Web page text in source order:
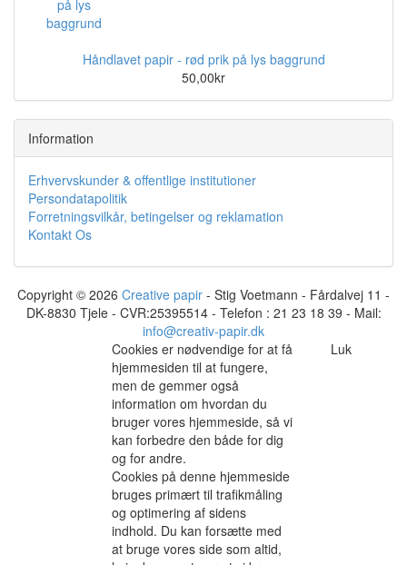
Håndlavet papir - rød prik på lys baggrund
50,00kr
Information
Erhvervskunder & offentlige institutioner
Persondatapolitik
Forretningsvilkår, betingelser og reklamation
Kontakt Os
Copyright © 2026 Creative papir - Stig Voetmann - Fårdalvej 11 -
DK-8830 Tjele - CVR:25395514 - Telefon : 21 23 18 39 - Mail:
info@creativ-papir.dk
Cookies er nødvendige for at få
hjemmesiden til at fungere,
men de gemmer også
information om hvordan du
bruger vores hjemmeside, så vi
kan forbedre den både for dig
og for andre.
Cookies på denne hjemmeside
bruges primært til trafikmåling
og optimering af sidens
indhold. Du kan forsætte med
at bruge vores side som altid,
Luk